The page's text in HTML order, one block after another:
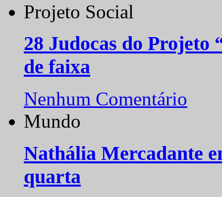
Projeto Social
28 Judocas do
de faixa
Nenhum Comentário
Mundo
Nathália Mercadante
quarta